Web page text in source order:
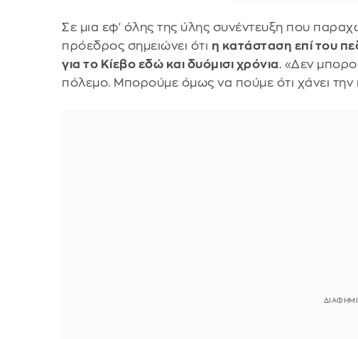
Σε μια εφ' όλης της ύλης συνέντευξη που
πρόεδρος σημειώνει ότι η κατάσταση επί του
για το Κίεβο εδώ και δυόμισι χρόνια. «Δεν
πόλεμο. Μπορούμε όμως να πούμε ότι χάνει